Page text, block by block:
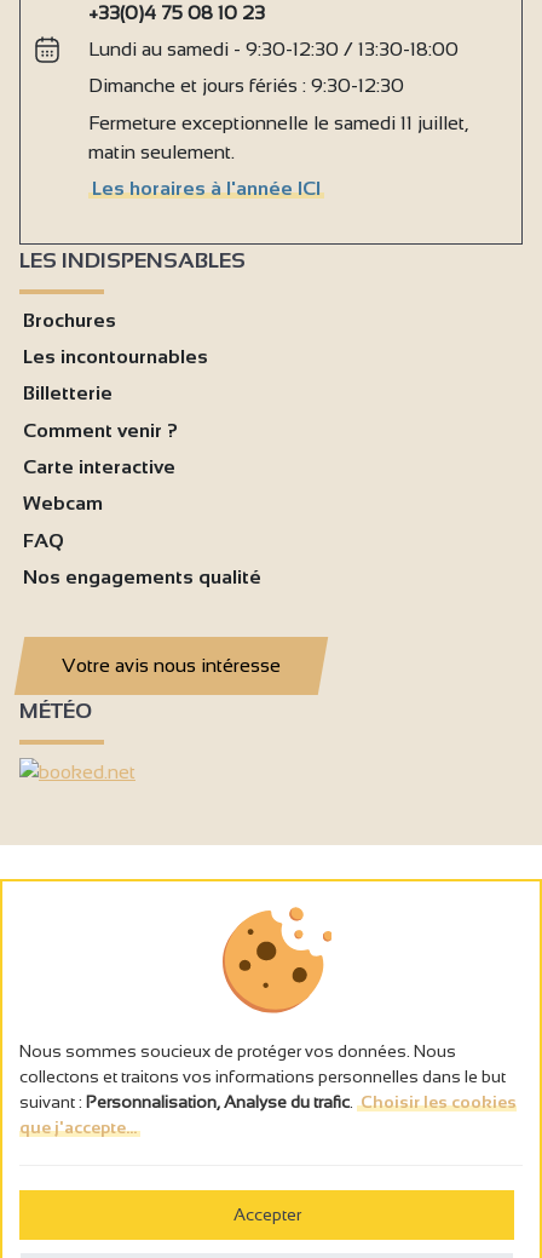
+33(0)4 75 08 10 23
Lundi au samedi - 9:30-12:30 / 13:30-18:00
Dimanche et jours fériés : 9:30-12:30
Fermeture exceptionnelle le samedi 11 juillet,
matin seulement.
Les horaires à l'année ICI
LES INDISPENSABLES
Brochures
Les incontournables
Billetterie
Comment venir ?
Carte interactive
Webcam
FAQ
Nos engagements qualité
Votre avis nous intéresse
MÉTÉO
L’abus d’alcool est dangereux pour la santé, à consommer avec
Nous sommes soucieux de protéger vos données. Nous
collectons et traitons vos informations personnelles dans le but
suivant : Personnalisation, Analyse du trafic Choisir les cookies
que j'accepte...
Accepter